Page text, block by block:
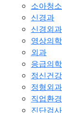
소아청
신경과
신경외과
영상의
외과
응급의
정신건
정형외과
직업환
진단검